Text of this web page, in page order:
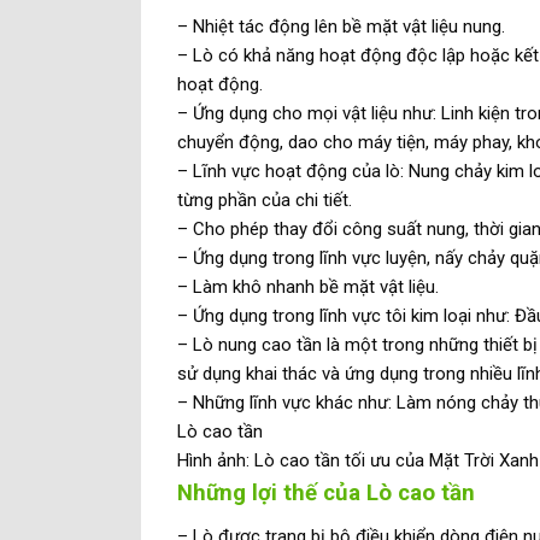
– Nhiệt tác động lên bề mặt vật liệu nung.
– Lò có khả năng hoạt động độc lập hoặc
hoạt động.
– Ứng dụng cho mọi vật liệu như: Linh kiện
chuyển động, dao cho máy tiện, máy phay,
– Lĩnh vực hoạt động của lò: Nung chảy kim
từng phần của chi tiết.
– Cho phép thay đổi công suất nung, thời
– Ứng dụng trong lĩnh vực luyện, nấy chảy
– Làm khô nhanh bề mặt vật liệu.
– Ứng dụng trong lĩnh vực tôi kim loại như:
– Lò nung cao tần là một trong những thiết
sử dụng khai thác và ứng dụng trong nhiều
– Những lĩnh vực khác như: Làm nóng chảy
Lò cao tần
Hình ảnh: Lò cao tần tối ưu của Mặt Trời Xanh
Những lợi thế của Lò cao tần